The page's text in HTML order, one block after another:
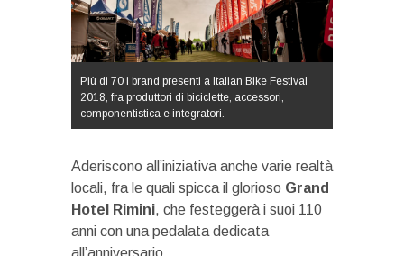
Più di 70 i brand presenti a Italian Bike Festival
2018, fra produttori di biciclette, accessori,
componentistica e integratori.
Aderiscono all’iniziativa anche varie realtà
locali, fra le quali spicca il glorioso Grand
Hotel Rimini, che festeggerà i suoi 110
anni con una pedalata dedicata
all’anniversario.